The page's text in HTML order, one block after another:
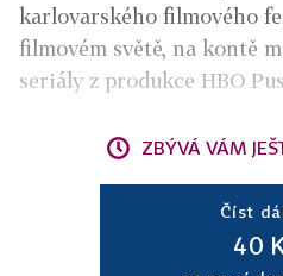
karlovarského filmového
filmovém světě, na kontě
seriály z produkce HBO
ZBÝVÁ VÁM
Číst
40